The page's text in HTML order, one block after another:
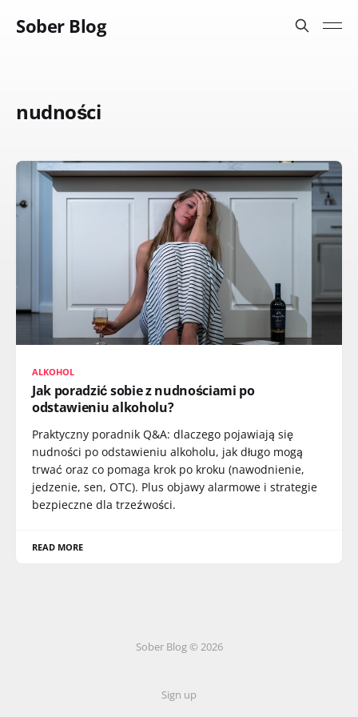
Sober Blog
nudności
ALKOHOL
Jak poradzić sobie z nudnościami po
odstawieniu alkoholu?
Praktyczny poradnik Q&A: dlaczego pojawiają się
nudności po odstawieniu alkoholu, jak długo mogą
trwać oraz co pomaga krok po kroku (nawodnienie,
jedzenie, sen, OTC). Plus objawy alarmowe i strategie
bezpieczne dla trzeźwości.
READ MORE
Sober Blog © 2026
Sign up